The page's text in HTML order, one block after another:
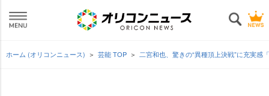
ホーム (オリコンニュース) 芸能 TOP 二宮和也、驚きの“異種頂上決戦”に充実